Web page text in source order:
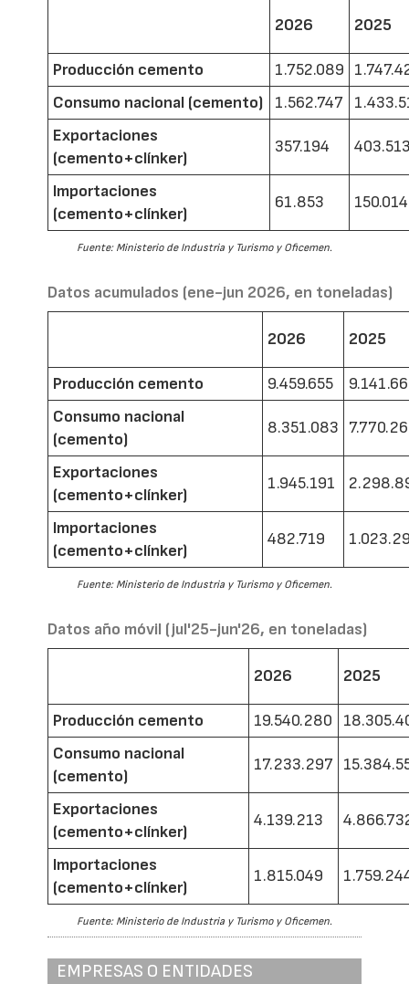
2026 2025
Producción cemento 1.752.089
Consumo nacional (cemento)
1.562.747
Exportaciones
(cemento+clínker)
357.194
Importaciones
(cemento+clínker)
61.853 150.014
Fuente: Ministerio de Industria y Turismo y Oficemen.
Datos acumulados (ene-jun 2026, en toneladas)
2026 2025
Producción cemento 9.459.655
Consumo nacional
(cemento)
8.351.083
Exportaciones
(cemento+clínker)
1.945.191
Importaciones
(cemento+clínker)
482.719
Fuente: Ministerio de Industria y Turismo y Oficemen.
Datos año móvil (jul'25-jun'26, en toneladas)
2026 2025
Producción cemento 19.540.280
Consumo nacional
(cemento)
17.233.297
Exportaciones
(cemento+clínker)
4.139.213
Importaciones
(cemento+clínker)
1.815.049
Fuente: Ministerio de Industria y Turismo y Oficemen.
EMPRESAS O ENTIDADES